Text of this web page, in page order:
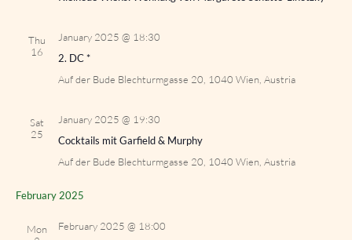
Thu
16
January 2025 @ 18:30
2. DC *
Auf der Bude Blechturmgasse 20, 1040 Wien, Austria
Sat
25
January 2025 @ 19:30
Cocktails mit Garfield & Murphy
Auf der Bude Blechturmgasse 20, 1040 Wien, Austria
February 2025
Mon
February 2025 @ 18:00